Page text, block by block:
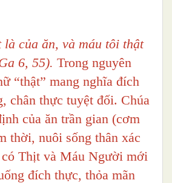
của ăn, và máu tôi thật
6, 55). Trong nguyên
“thật” mang nghĩa đích
chân thực tuyệt đối. Chúa
của ăn trần gian (cơm
thời, nuôi sống thân xác
Thịt và Máu Người mới
đích thực, thỏa mãn